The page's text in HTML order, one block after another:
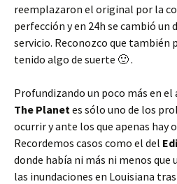
reemplazaron el original por la
perfección y en 24h se cambió un
servicio. Reconozco que también
tenido algo de suerte 🙂 .
Profundizando un poco más en el
The Planetes sólo uno de los
ocurrir y ante los que apenas hay
Recordemos casos como el del
donde había ni más ni menos que
las inundaciones en Louisiana